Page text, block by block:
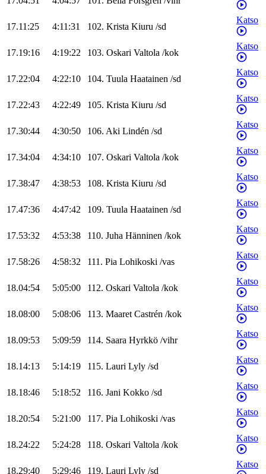
17.11:25 4:11:31 102. Krista Kiuru /sd
Katso
17.19:16 4:19:22 103. Oskari Valtola /kok
Katso
17.22:04 4:22:10 104. Tuula Haatainen /sd
Katso
17.22:43 4:22:49 105. Krista Kiuru /sd
Katso
17.30:44 4:30:50 106. Aki Lindén /sd
Katso
17.34:04 4:34:10 107. Oskari Valtola /kok
Katso
17.38:47 4:38:53 108. Krista Kiuru /sd
Katso
17.47:36 4:47:42 109. Tuula Haatainen /sd
Katso
17.53:32 4:53:38 110. Juha Hänninen /kok
Katso
17.58:26 4:58:32 111. Pia Lohikoski /vas
Katso
18.04:54 5:05:00 112. Oskari Valtola /kok
Katso
18.08:00 5:08:06 113. Maaret Castrén /kok
Katso
18.09:53 5:09:59 114. Saara Hyrkkö /vihr
Katso
18.14:13 5:14:19 115. Lauri Lyly /sd
Katso
18.18:46 5:18:52 116. Jani Kokko /sd
Katso
18.20:54 5:21:00 117. Pia Lohikoski /vas
Katso
18.24:22 5:24:28 118. Oskari Valtola /kok
Katso
18.29:40 5:29:46 119. Lauri Lyly /sd
Katso